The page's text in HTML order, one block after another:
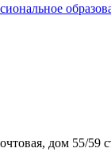
дом 55/59